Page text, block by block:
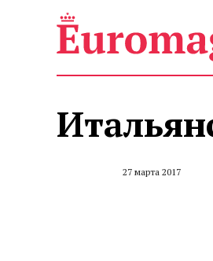
27 марта 2017